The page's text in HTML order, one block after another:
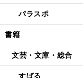
パラスポ
書籍
文芸・文庫・総合
すばる